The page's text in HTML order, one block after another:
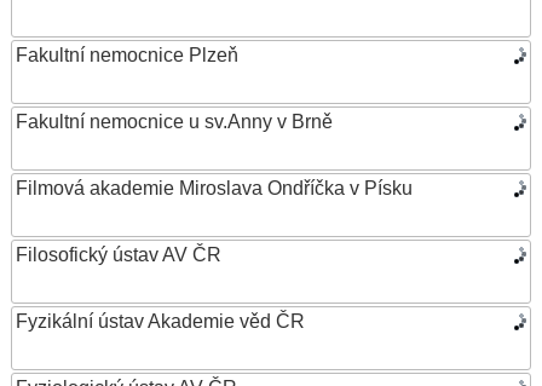
Fakultní nemocnice Plzeň
Fakultní nemocnice u sv.Anny v Brně
Filmová akademie Miroslava Ondříčka v Písku
Filosofický ústav AV ČR
Fyzikální ústav Akademie věd ČR